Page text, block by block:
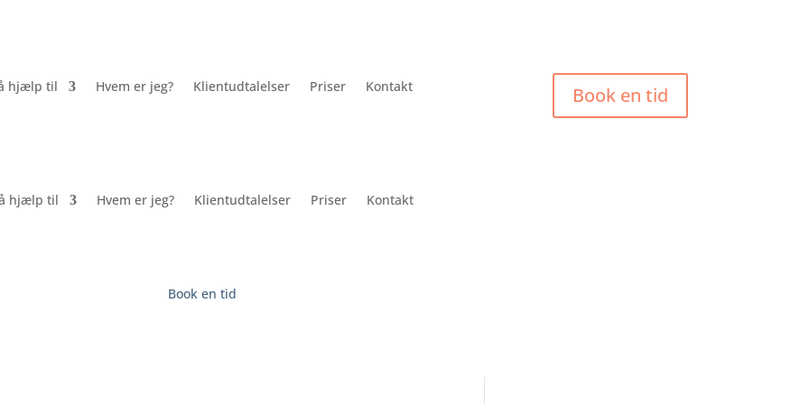
hjælp til Hvem er jeg? Klientudtalelser Priser Kontakt Book en tid
hjælp til Hvem er jeg? Klientudtalelser Priser Kontakt
Book en tid